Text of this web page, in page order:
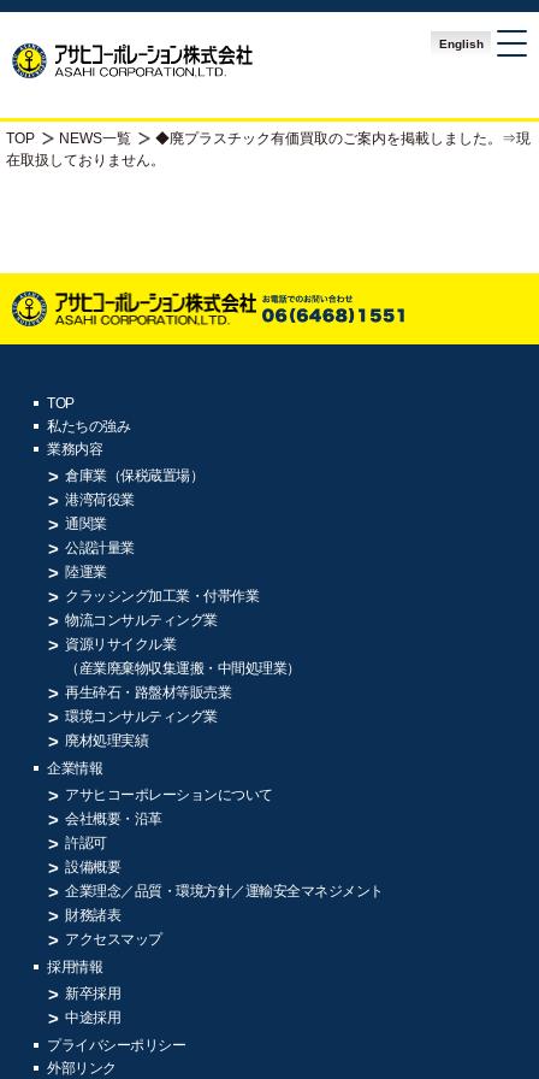
English
TOP NEWS一覧
◆廃プラスチック有価買取のご案内を掲載しました。⇒現
在取扱しておりません。
TOP
私たちの強み
業務内容
倉庫業（保税蔵置場）
港湾荷役業
通関業
公認計量業
陸運業
クラッシング加工業・付帯作業
物流コンサルティング業
資源リサイクル業
（産業廃棄物収集運搬・中間処理業）
再生砕石・路盤材等販売業
環境コンサルティング業
廃材処理実績
企業情報
アサヒコーポレーションについて
会社概要・沿革
許認可
設備概要
企業理念／品質・環境方針／運輸安全マネジメント
財務諸表
アクセスマップ
採用情報
新卒採用
中途採用
プライバシーポリシー
外部リンク